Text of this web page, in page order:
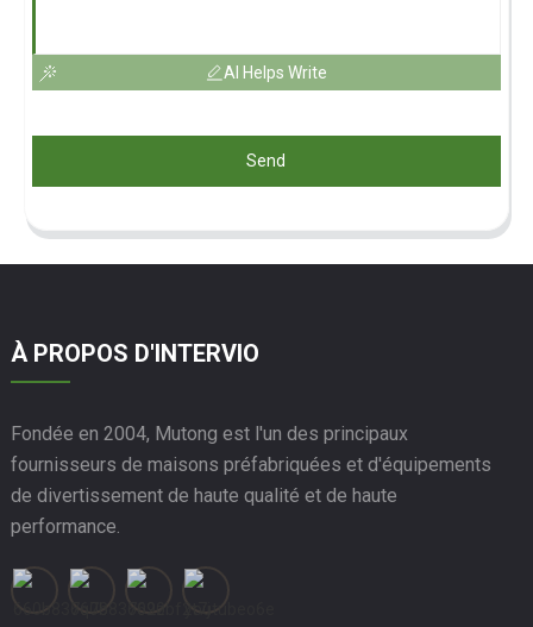
AI Helps Write
Send
À PROPOS D'INTERVIO
Fondée en 2004, Mutong est l'un des principaux
fournisseurs de maisons préfabriquées et d'équipements
de divertissement de haute qualité et de haute
performance.